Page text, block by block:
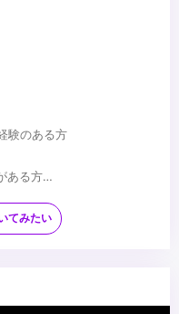
験のある方
ある方
出来る方
出方法を変えられる方
上心のある方
ンを図りながら、主体的
てみたい